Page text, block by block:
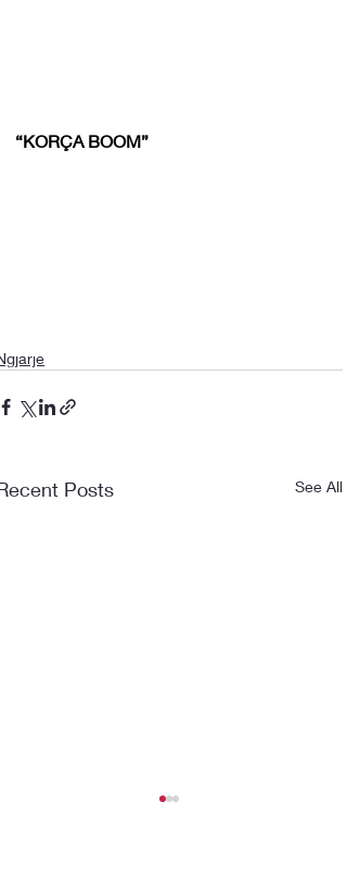
“KORÇA BOOM”
Posts See All